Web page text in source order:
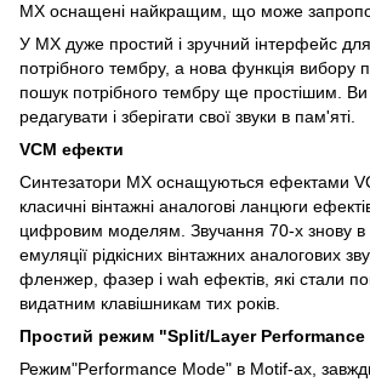
MX оснащені найкращим, що може
У MX дуже простий і зручний інтерфейс
потрібного тембру, а нова функція вибору
пошук потрібного тембру ще простішим.
редагувати і зберігати свої звуки в пам'яті.
VCM ефекти
Синтезатори MX оснащуються ефектами
класичні вінтажні аналогові ланцюги
цифровим моделям. Звучання 70-х знову в
емуляції рідкісних вінтажних аналогових
фленжер, фазер і wah ефектів, які стали
видатним клавішникам тих років.
Простий режим "Split/Layer Performance
Режим"Performance Mode" в Motif-ах,